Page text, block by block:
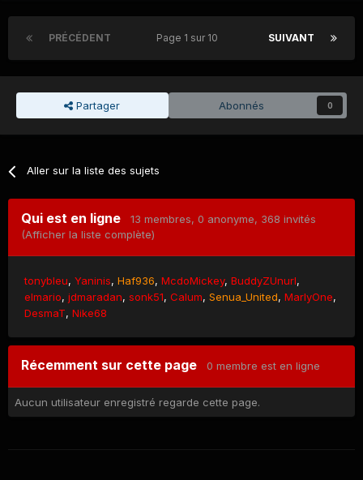
PRÉCÉDENT SUIVANT
Page 1 sur 10
Partager Abonnés 0
Aller sur la liste des sujets
Qui est en ligne 13 membres, 0 anonyme, 368 invités
(Afficher la liste complète)
tonybleu Yaninis Haf936 McdoMickey BuddyZUnurl
elmario jdmaradan sonk51 Calum Senua_United MarlyOne
DesmaT Nike68
Récemment sur cette page 0 membre est en ligne
Aucun utilisateur enregistré regarde cette page.